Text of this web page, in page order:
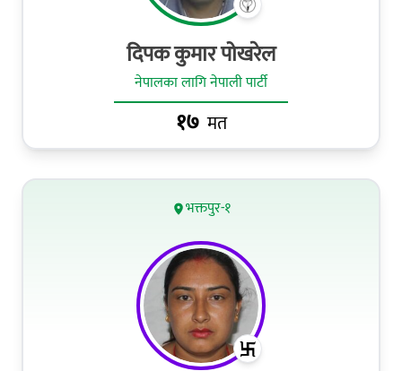
दिपक कुमार पोखरेल
नेपालका लागि नेपाली पार्टी
१७ मत
भक्तपुर-१